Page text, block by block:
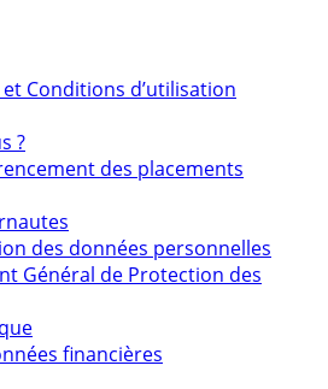
Conditions d’utilisation
?
des placements
des données personnelles
Général de Protection des
financières